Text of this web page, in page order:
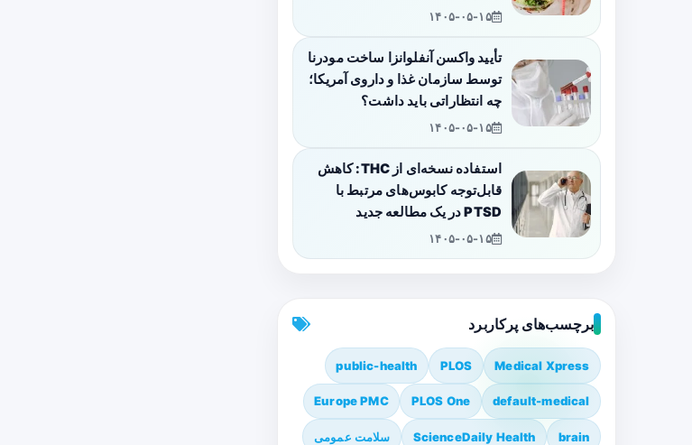
۱۴۰۵-۰۵-۱۵
تأیید واکسن آنفلوانزا ساخت مودرنا
توسط سازمان غذا و داروی آمریکا؛
چه انتظاراتی باید داشت؟
۱۴۰۵-۰۵-۱۵
استفاده نسخه‌ای از THC: کاهش
قابل‌توجه کابوس‌های مرتبط با
PTSD در یک مطالعه جدید
۱۴۰۵-۰۵-۱۵
برچسب‌های پرکاربرد
Medical Xpress
PLOS
public-health
default-medical
PLOS One
Europe PMC
brain
ScienceDaily Health سلامت عمومی